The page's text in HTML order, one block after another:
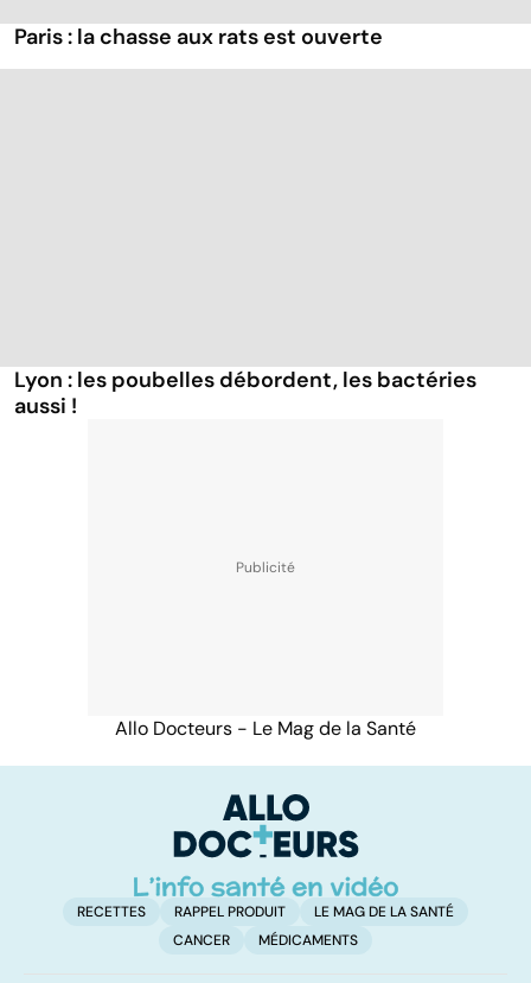
Paris : la chasse aux rats est ouverte
Lyon : les poubelles débordent, les bactéries
aussi !
Allo Docteurs - Le Mag de la Santé
RECETTES RAPPEL PRODUIT
LE MAG DE LA SANTÉ
CANCER
MÉDICAMENTS